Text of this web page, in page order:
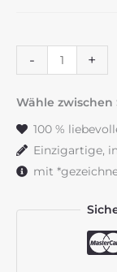
-
Taufkerze
"Symbole"
grün
Menge
+
Wähle zwischen
100 %
Einzigartige,
mit